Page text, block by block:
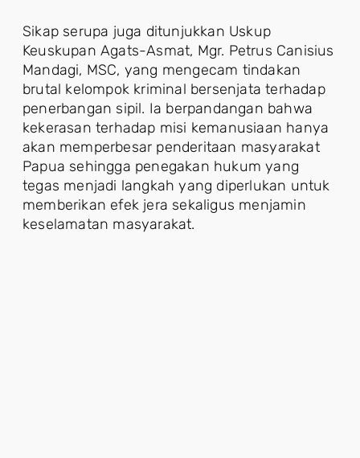
Sikap serupa juga ditunjukkan Uskup
Keuskupan Agats-Asmat, Mgr. Petrus Canisius
Mandagi, MSC, yang mengecam tindakan
brutal kelompok kriminal bersenjata terhadap
penerbangan sipil. Ia berpandangan bahwa
kekerasan terhadap misi kemanusiaan hanya
akan memperbesar penderitaan masyarakat
Papua sehingga penegakan hukum yang
tegas menjadi langkah yang diperlukan untuk
memberikan efek jera sekaligus menjamin
keselamatan masyarakat.